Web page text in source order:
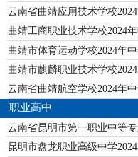
云南省曲靖应用技术学校
曲靖工商职业技术学校2024
曲靖市体育运动学校2024年
曲靖市麒麟职业技术学校
云南省曲靖航空学校2024年
职业高中
云南省昆明市第一职业中等
昆明市盘龙职业高级中学